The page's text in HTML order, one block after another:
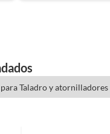
Taladro y atornilladores